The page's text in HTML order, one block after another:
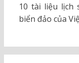
10 tài liệu lịch
biển đảo của